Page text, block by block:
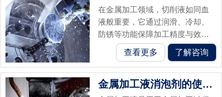
在金属加工领域，切削液如同血
液般重要，它通过润滑、冷却、
防锈等功能保障加工精度与效
率。然而，切削液在使用中常遭
遇一个棘手问题——泡沫泛滥。
这些看似无害的气泡，实则可能
引发润滑失效、...
查看更多 了解咨询
金属加工液消泡剂的使用攻略